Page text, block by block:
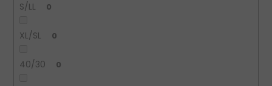
S/LL 0
XL/SL 0
40/30 0